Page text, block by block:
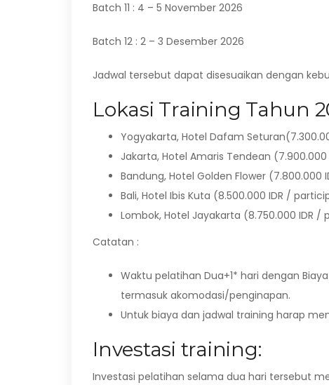
Batch 11 : 4 – 5 November 2026
Batch 12 : 2 – 3 Desember 2026
Jadwal tersebut dapat disesuaikan dengan
Lokasi Training Tahun
Yogyakarta, Hotel Dafam
Jakarta, Hotel Amaris Tendean
Bandung, Hotel Golden Flower (7.800.000
Bali, Hotel Ibis Kuta (8.500.000 IDR /
Lombok, Hotel Jayakarta (8.750.000 IDR /
Catatan :
Waktu pelatihan Dua+1* hari dengan
termasuk akomodasi/penginapan.
Untuk biaya dan jadwal training harap
Investasi training:
Investasi pelatihan selama dua hari tersebut